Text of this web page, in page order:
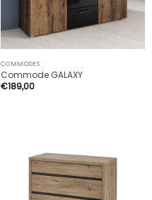
COMMODES
Commode GALAXY
€189,00